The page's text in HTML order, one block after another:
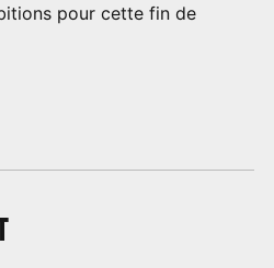
pour cette fin de